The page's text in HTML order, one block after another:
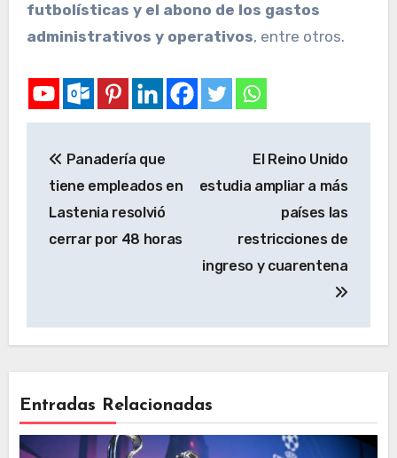
futbolísticas y el abono de los gastos
administrativos y operativos, entre otros.
Panadería que
tiene empleados en
Lastenia resolvió
cerrar por 48 horas
El Reino Unido
estudia ampliar a más
países las
restricciones de
ingreso y cuarentena
Entradas Relacionadas